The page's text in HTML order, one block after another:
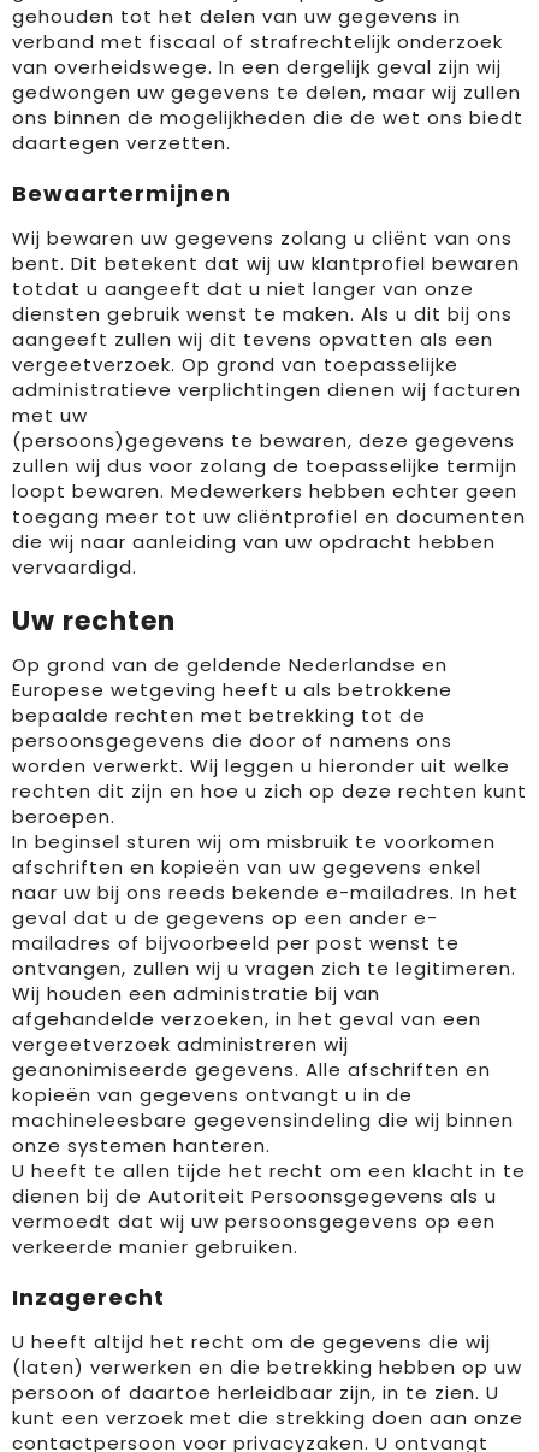
gehouden tot het delen van uw gegevens in
verband met fiscaal of strafrechtelijk onderzoek
van overheidswege. In een dergelijk geval zijn wij
gedwongen uw gegevens te delen, maar wij zullen
ons binnen de mogelijkheden die de wet ons biedt
daartegen verzetten.
Bewaartermijnen
Wij bewaren uw gegevens zolang u cliënt van ons
bent. Dit betekent dat wij uw klantprofiel bewaren
totdat u aangeeft dat u niet langer van onze
diensten gebruik wenst te maken. Als u dit bij ons
aangeeft zullen wij dit tevens opvatten als een
vergeetverzoek. Op grond van toepasselijke
administratieve verplichtingen dienen wij facturen
met uw
(persoons)gegevens te bewaren, deze gegevens
zullen wij dus voor zolang de toepasselijke termijn
loopt bewaren. Medewerkers hebben echter geen
toegang meer tot uw cliëntprofiel en documenten
die wij naar aanleiding van uw opdracht hebben
vervaardigd.
Uw rechten
Op grond van de geldende Nederlandse en
Europese wetgeving heeft u als betrokkene
bepaalde rechten met betrekking tot de
persoonsgegevens die door of namens ons
worden verwerkt. Wij leggen u hieronder uit welke
rechten dit zijn en hoe u zich op deze rechten kunt
beroepen.
In beginsel sturen wij om misbruik te voorkomen
afschriften en kopieën van uw gegevens enkel
naar uw bij ons reeds bekende e-mailadres. In het
geval dat u de gegevens op een ander e-
mailadres of bijvoorbeeld per post wenst te
ontvangen, zullen wij u vragen zich te legitimeren.
Wij houden een administratie bij van
afgehandelde verzoeken, in het geval van een
vergeetverzoek administreren wij
geanonimiseerde gegevens. Alle afschriften en
kopieën van gegevens ontvangt u in de
machineleesbare gegevensindeling die wij binnen
onze systemen hanteren.
U heeft te allen tijde het recht om een klacht in te
dienen bij de Autoriteit Persoonsgegevens als u
vermoedt dat wij uw persoonsgegevens op een
verkeerde manier gebruiken.
Inzagerecht
U heeft altijd het recht om de gegevens die wij
(laten) verwerken en die betrekking hebben op uw
persoon of daartoe herleidbaar zijn, in te zien. U
kunt een verzoek met die strekking doen aan onze
contactpersoon voor privacyzaken. U ontvangt